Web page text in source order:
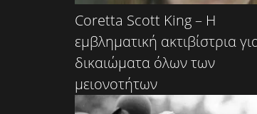
Coretta Scott King – Η
εμβληματική ακτιβίστρια
δικαιώματα όλων των
μειονοτήτων